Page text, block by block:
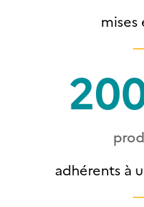
mises
adhérents à